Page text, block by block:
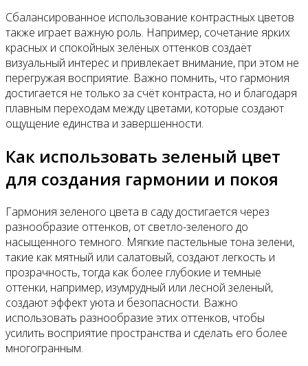
Сбалансированное использование контрастных цветов
также играет важную роль. Например, сочетание ярких
красных и спокойных зелёных оттенков создаёт
визуальный интерес и привлекает внимание, при этом не
перегружая восприятие. Важно помнить, что гармония
достигается не только за счёт контраста, но и благодаря
плавным переходам между цветами, которые создают
ощущение единства и завершенности.
Как использовать зеленый цвет
для создания гармонии и покоя
Гармония зеленого цвета в саду достигается через
разнообразие оттенков, от светло-зеленого до
насыщенного темного. Мягкие пастельные тона зелени,
такие как мятный или салатовый, создают легкость и
прозрачность, тогда как более глубокие и темные
оттенки, например, изумрудный или лесной зеленый,
создают эффект уюта и безопасности. Важно
использовать разнообразие этих оттенков, чтобы
усилить восприятие пространства и сделать его более
многогранным.